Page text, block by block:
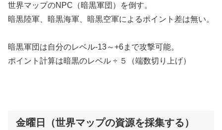
世界マップのNPC（暗黒軍団）を倒す。
暗黒陸軍、暗黒海軍、暗黒空軍によるポイント差は無い。
暗黒軍団は自分のレベル-13～+6まで攻撃可能。
ポイント計算は暗黒のレベル ÷ ５（端数切り上げ）
金曜日（世界マップの資源を採集する）